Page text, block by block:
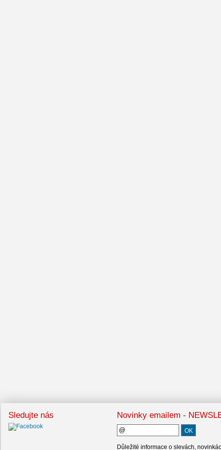
Sledujte nás Novinky emailem -
Důležité informace o slevách,